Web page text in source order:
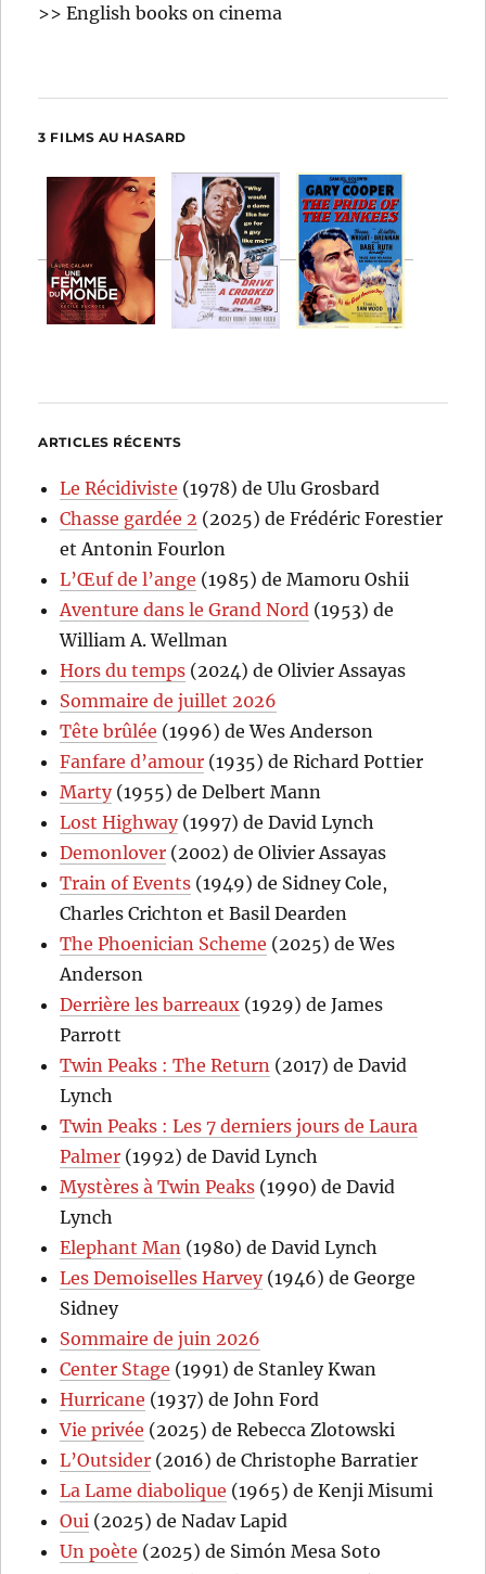
>> English books on cinema
3 FILMS AU HASARD
ARTICLES RÉCENTS
Le Récidiviste (1978) de Ulu Grosbard
Chasse gardée 2 (2025) de Frédéric Forestier
et Antonin Fourlon
L’Œuf de l’ange (1985) de Mamoru Oshii
Aventure dans le Grand Nord (1953) de
William A. Wellman
Hors du temps (2024) de Olivier Assayas
Sommaire de juillet 2026
Tête brûlée (1996) de Wes Anderson
Fanfare d’amour (1935) de Richard Pottier
Marty(1955) de Delbert Mann
Lost Highway(1997) de David Lynch
Demonlover (2002) de Olivier Assayas
Train of Events (1949) de Sidney Cole,
Charles Crichton et Basil Dearden
The Phoenician Scheme (2025) de Wes
Anderson
Derrière les barreaux (1929) de James
Parrott
Twin Peaks : The Return (2017) de David
Lynch
Twin Peaks : Les 7 derniers jours de Laura
Palmer (1992) de David Lynch
Mystères à Twin Peaks (1990) de David
Lynch
Elephant Man (1980) de David Lynch
Les Demoiselles Harvey(1946) de George
Sidney
Sommaire de juin 2026
Center Stage (1991) de Stanley Kwan
Hurricane (1937) de John Ford
Vie privée (2025) de Rebecca Zlotowski
L’Outsider (2016) de Christophe Barratier
La Lame diabolique (1965) de Kenji Misumi
Oui (2025) de Nadav Lapid
Un poète (2025) de Simón Mesa Soto